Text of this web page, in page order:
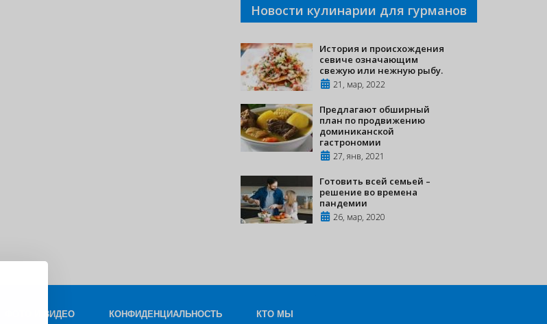
Новости кулинарии для гурманов
История и происхождения
севиче означающим
свежую или нежную рыбу.
21, мар, 2022
Предлагают обширный
план по продвижению
доминиканской
гастрономии
27, янв, 2021
Готовить всей семьей –
решение во времена
пандемии
26, мар, 2020
ФОТО И ВИДЕО КОНФИДЕНЦИАЛЬНОСТЬ КТО МЫ